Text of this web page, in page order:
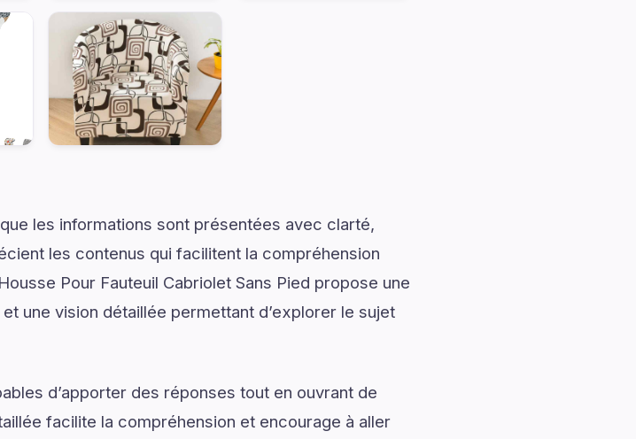
les informations sont présentées avec clarté,
les contenus qui facilitent la compréhension
Pour Fauteuil Cabriolet Sans Pied propose une
une vision détaillée permettant d’explorer le sujet
d’apporter des réponses tout en ouvrant de
facilite la compréhension et encourage à aller